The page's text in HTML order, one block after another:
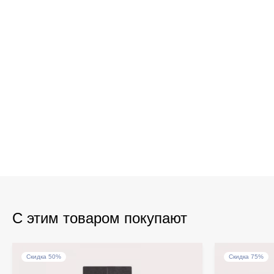
С этим товаром покупают
Скидка 50% Скидка 75%